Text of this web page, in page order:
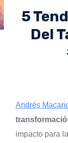
5
Del
Andrés
impacto para